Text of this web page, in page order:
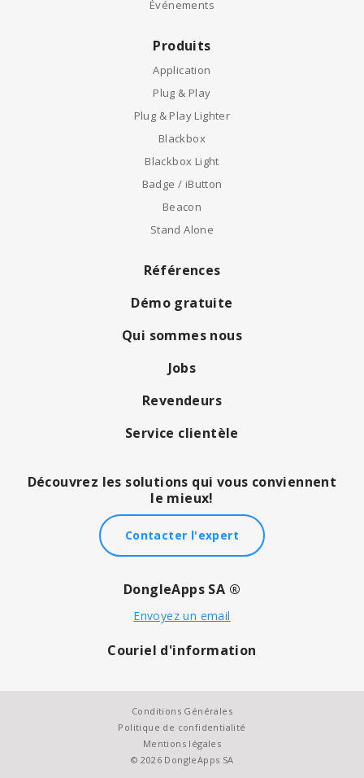
Événements
Produits
Application
Plug & Play
Plug & Play Lighter
Blackbox
Blackbox Light
Badge / iButton
Beacon
Stand Alone
Références
Démo gratuite
Qui sommes nous
Jobs
Revendeurs
Service clientèle
Découvrez les solutions qui vous conviennent
le mieux!
Contacter l'expert
DongleApps SA ®
Envoyez un email
Couriel d'information
Conditions Générales
Politique de confidentialité
Mentions légales
© 2026 DongleApps SA